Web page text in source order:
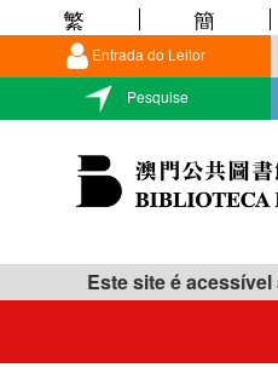
Entrada do Leitor
Pesquise
繁 簡
Este site é